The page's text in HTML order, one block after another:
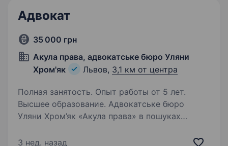
Адвокат
35 000 грн
Акула права, адвокатське бюро Уляни
Хром'як
Львов, 3,1 км от центра
Полная занятость. Опыт работы от 5 лет.
Высшее образование. Адвокатське бюро
Уляни Хром’як «Акула права» в пошуках
інтересів клієнтів у судах першої, апеляційної
3 нед. назад